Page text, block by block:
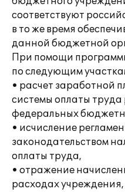
соответствуют
в то же время
данной бюджетной
При помощи
по следующим
• расчет заработной
системы оплаты
федеральных
• исчисление
законодательством
оплаты труда,
• отражение
расходах учреждения,